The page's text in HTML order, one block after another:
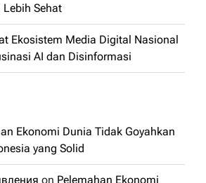
Sehat
Ekosistem Media Digital Nasional
AI dan Disinformasi
Ekonomi Dunia Tidak Goyahkan
yang Solid
on Pelemahan Ekonomi